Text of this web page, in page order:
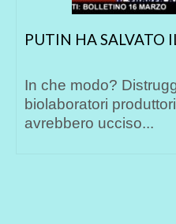
PUTIN HA SALVATO
In che modo?
biolaboratori
avrebbero ucciso...